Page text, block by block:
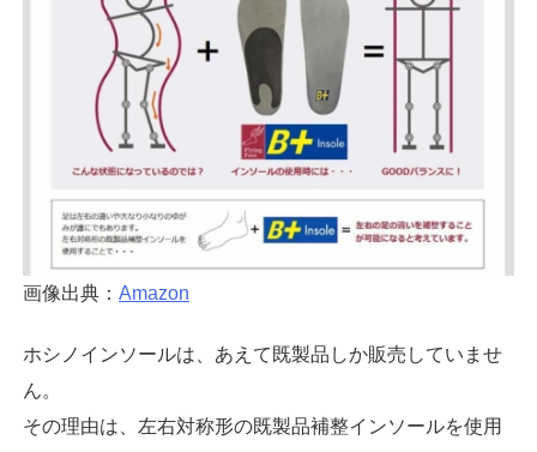
画像出典： Amazon
ホシノインソールは、あえて既製品しか販売していませ
ん。
その理由は、左右対称形の既製品補整インソールを使用